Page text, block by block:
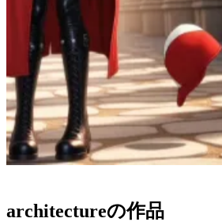
architectureの作品